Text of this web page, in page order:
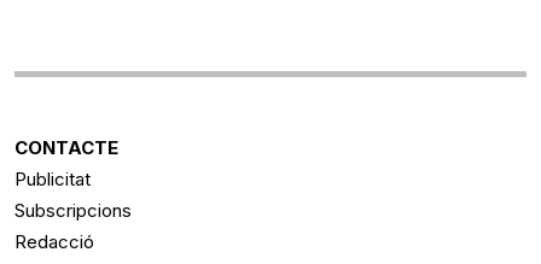
CONTACTE
Publicitat
Subscripcions
Redacció